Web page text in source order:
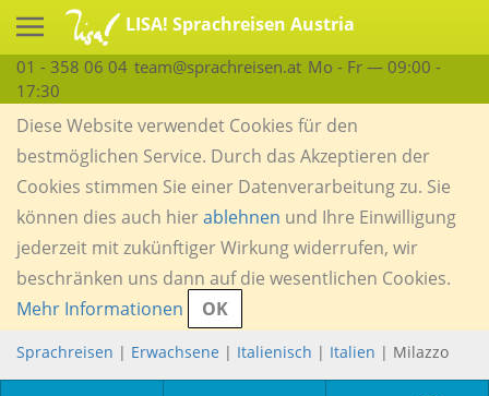
LISA! Sprachreisen Austria
01 - 358 06 04 team@sprachreisen.at Mo - Fr — 09:00 -
17:30
Diese Website verwendet Cookies für den
bestmöglichen Service. Durch das Akzeptieren der
Cookies stimmen Sie einer Datenverarbeitung zu. Sie
können dies auch hierablehnen und Ihre Einwilligung
jederzeit mit zukünftiger Wirkung widerrufen, wir
beschränken uns dann auf die wesentlichen Cookies.
Mehr Informationen
OK
Sprachreisen | Erwachsene | Italienisch | Italien | Milazzo